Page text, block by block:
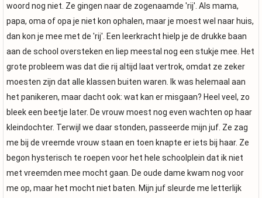
woord nog niet. Ze gingen naar de zogenaamde 'rij'. Als mama,
papa, oma of opa je niet kon ophalen, maar je moest wel naar huis,
dan kon je mee met de 'rij'. Een leerkracht hielp je de drukke baan
aan de school oversteken en liep meestal nog een stukje mee. Het
grote probleem was dat die rij altijd laat vertrok, omdat ze zeker
moesten zijn dat alle klassen buiten waren. Ik was helemaal aan
het panikeren, maar dacht ook: wat kan er misgaan? Heel veel, zo
bleek een beetje later. De vrouw moest nog even wachten op haar
kleindochter. Terwijl we daar stonden, passeerde mijn juf. Ze zag
me bij de vreemde vrouw staan en toen knapte er iets bij haar. Ze
begon hysterisch te roepen voor het hele schoolplein dat ik niet
met vreemden mee mocht gaan. De oude dame kwam nog voor
me op, maar het mocht niet baten. Mijn juf sleurde me letterlijk